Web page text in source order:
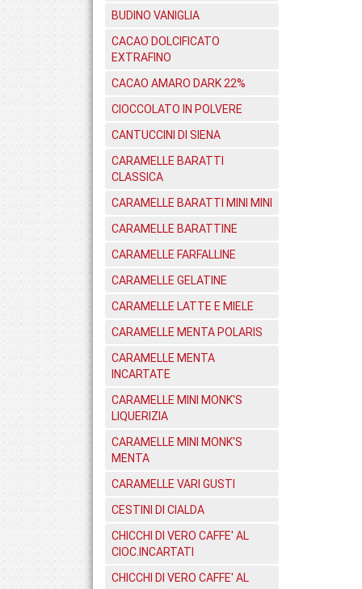
BUDINO VANIGLIA
CACAO DOLCIFICATO
EXTRAFINO
CACAO AMARO DARK 22%
CIOCCOLATO IN POLVERE
CANTUCCINI DI SIENA
CARAMELLE BARATTI
CLASSICA
CARAMELLE BARATTI MINI MINI
CARAMELLE BARATTINE
CARAMELLE FARFALLINE
CARAMELLE GELATINE
CARAMELLE LATTE E MIELE
CARAMELLE MENTA POLARIS
CARAMELLE MENTA
INCARTATE
CARAMELLE MINI MONK'S
LIQUERIZIA
CARAMELLE MINI MONK'S
MENTA
CARAMELLE VARI GUSTI
CESTINI DI CIALDA
CHICCHI DI VERO CAFFE' AL
CIOC.INCARTATI
CHICCHI DI VERO CAFFE' AL